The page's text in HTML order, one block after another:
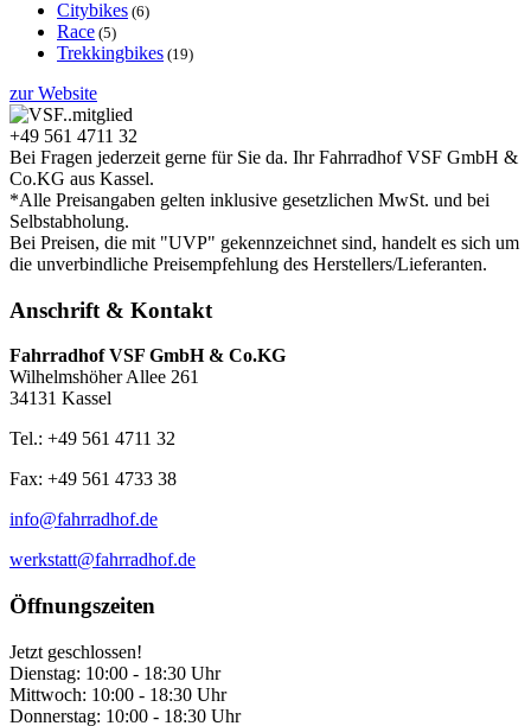
Citybikes (6)
Race (5)
Trekkingbikes (19)
zur Website
+49 561 4711 32
Bei Fragen jederzeit gerne für Sie da. Ihr Fahrradhof VSF GmbH &
Co.KG aus Kassel.
*Alle Preisangaben gelten inklusive gesetzlichen MwSt. und bei
Selbstabholung.
Bei Preisen, die mit "UVP" gekennzeichnet sind, handelt es sich um
die unverbindliche Preisempfehlung des Herstellers/Lieferanten.
Anschrift & Kontakt
Fahrradhof VSF GmbH & Co.KG
Wilhelmshöher Allee 261
34131 Kassel
Tel.: +49 561 4711 32
Fax: +49 561 4733 38
info@fahrradhof.de
werkstatt@fahrradhof.de
Öffnungszeiten
Jetzt geschlossen!
Dienstag: 10:00 - 18:30 Uhr
Mittwoch: 10:00 - 18:30 Uhr
Donnerstag: 10:00 - 18:30 Uhr